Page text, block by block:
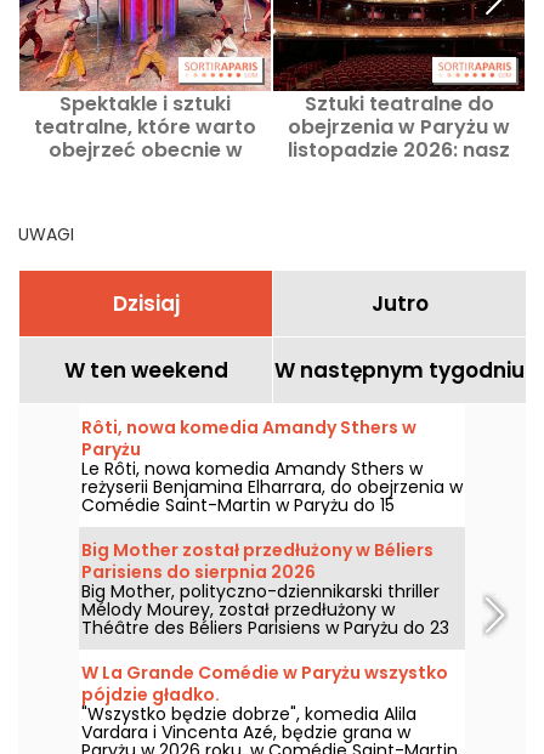
Spektakle i sztuki
teatralne, które warto
obejrzeć obecnie w
Sztuki teatralne do
obejrzenia w Paryżu w
listopadzie 2026: nasz
UWAGI
Dzisiaj Jutro
W ten weekend W następnym tygodniu
Rôti, nowa komedia Amandy Sthers w
Paryżu
Le Rôti, nowa komedia Amandy Sthers w
reżyserii Benjamina Elharrara, do obejrzenia w
Comédie Saint-Martin w Paryżu do 15
października 2026 roku.
Big Mother został przedłużony w Béliers
Parisiens do sierpnia 2026
Big Mother, polityczno-dziennikarski thriller
Mélody Mourey, został przedłużony w
Théâtre des Béliers Parisiens w Paryżu do 23
sierpnia 2026 roku, z przedstawieniami od
wtorku do niedzieli.
W La Grande Comédie w Paryżu wszystko
pójdzie gładko.
"Wszystko będzie dobrze", komedia Alila
Vardara i Vincenta Azé, będzie grana w